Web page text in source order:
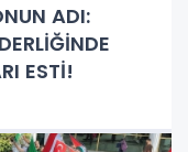
ADI:
ESTİ!